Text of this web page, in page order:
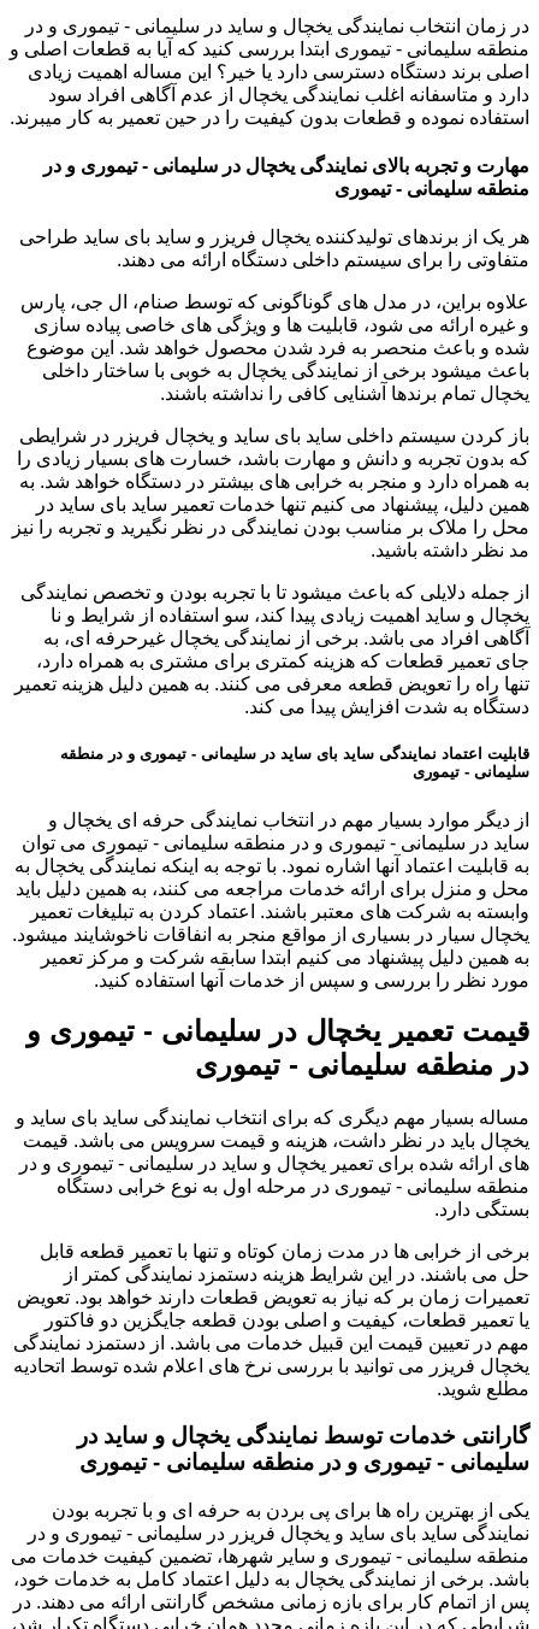
در زمان انتخاب نمایندگی یخچال و ساید در سلیمانی - تیموری و در
منطقه سلیمانی - تیموری ابتدا بررسی کنید که آیا به قطعات اصلی و
اصلی برند دستگاه دسترسی دارد یا خیر؟ این مساله اهمیت زیادی
دارد و متاسفانه اغلب نمایندگی یخچال از عدم آگاهی افراد سود
استفاده نموده و قطعات بدون کیفیت را در حین تعمیر به کار میبرند.
مهارت و تجربه بالای نمایندگی یخچال در سلیمانی - تیموری و در
منطقه سلیمانی - تیموری
هر یک از برندهای تولیدکننده یخچال فریزر و ساید بای ساید طراحی
متفاوتی را برای سیستم داخلی دستگاه ارائه می دهند.
علاوه براین، در مدل های گوناگونی که توسط صنام، ال جی، پارس
و غیره ارائه می شود، قابلیت ها و ویژگی های خاصی پیاده سازی
شده و باعث منحصر به فرد شدن محصول خواهد شد. این موضوع
باعث میشود برخی از نمایندگی یخچال به خوبی با ساختار داخلی
یخچال تمام برندها آشنایی کافی را نداشته باشند.
باز کردن سیستم داخلی ساید بای ساید و یخچال فریزر در شرایطی
که بدون تجربه و دانش و مهارت باشد، خسارت های بسیار زیادی را
به همراه دارد و منجر به خرابی های بیشتر در دستگاه خواهد شد. به
همین دلیل، پیشنهاد می کنیم تنها خدمات تعمیر ساید بای ساید در
محل را ملاک بر مناسب بودن نمایندگی در نظر نگیرید و تجربه را نیز
مد نظر داشته باشید.
از جمله دلایلی که باعث میشود تا با تجربه بودن و تخصص نمایندگی
یخچال و ساید اهمیت زیادی پیدا کند، سو استفاده از شرایط و نا
آگاهی افراد می باشد. برخی از نمایندگی یخچال غیرحرفه ای، به
جای تعمیر قطعات که هزینه کمتری برای مشتری به همراه دارد،
تنها راه را تعویض قطعه معرفی می کنند. به همین دلیل هزینه تعمیر
دستگاه به شدت افزایش پیدا می کند.
قابلیت اعتماد نمایندگی ساید بای ساید در سلیمانی - تیموری و در منطقه
سلیمانی - تیموری
از دیگر موارد بسیار مهم در انتخاب نمایندگی حرفه ای یخچال و
ساید در سلیمانی - تیموری و در منطقه سلیمانی - تیموری می توان
به قابلیت اعتماد آنها اشاره نمود. با توجه به اینکه نمایندگی یخچال به
محل و منزل برای ارائه خدمات مراجعه می کنند، به همین دلیل باید
وابسته به شرکت های معتبر باشند. اعتماد کردن به تبلیغات تعمیر
یخچال سیار در بسیاری از مواقع منجر به انفاقات ناخوشایند میشود.
به همین دلیل پیشنهاد می کنیم ابتدا سابقه شرکت و مرکز تعمیر
مورد نظر را بررسی و سپس از خدمات آنها استفاده کنید.
قیمت تعمیر یخچال در سلیمانی - تیموری و
در منطقه سلیمانی - تیموری
مساله بسیار مهم دیگری که برای انتخاب نمایندگی ساید بای ساید و
یخچال باید در نظر داشت، هزینه و قیمت سرویس می باشد. قیمت
های ارائه شده برای تعمیر یخچال و ساید در سلیمانی - تیموری و در
منطقه سلیمانی - تیموری در مرحله اول به نوع خرابی دستگاه
بستگی دارد.
برخی از خرابی ها در مدت زمان کوتاه و تنها با تعمیر قطعه قابل
حل می باشند. در این شرایط هزینه دستمزد نمایندگی کمتر از
تعمیرات زمان بر که نیاز به تعویض قطعات دارند خواهد بود. تعویض
یا تعمیر قطعات، کیفیت و اصلی بودن قطعه جایگزین دو فاکتور
مهم در تعیین قیمت این قبیل خدمات می باشد. از دستمزد نمایندگی
یخچال فریزر می توانید با بررسی نرخ های اعلام شده توسط اتحادیه
مطلع شوید.
گارانتی خدمات توسط نمایندگی یخچال و ساید در
سلیمانی - تیموری و در منطقه سلیمانی - تیموری
یکی از بهترین راه ها برای پی بردن به حرفه ای و با تجربه بودن
نمایندگی ساید بای ساید و یخچال فریزر در سلیمانی - تیموری و در
منطقه سلیمانی - تیموری و سایر شهرها، تضمین کیفیت خدمات می
باشد. برخی از نمایندگی یخچال به دلیل اعتماد کامل به خدمات خود،
پس از اتمام کار برای بازه زمانی مشخص گارانتی ارائه می دهند. در
شرایطی که در این بازه زمانی مجدد همان خرابی دستگاه تکرار شد،